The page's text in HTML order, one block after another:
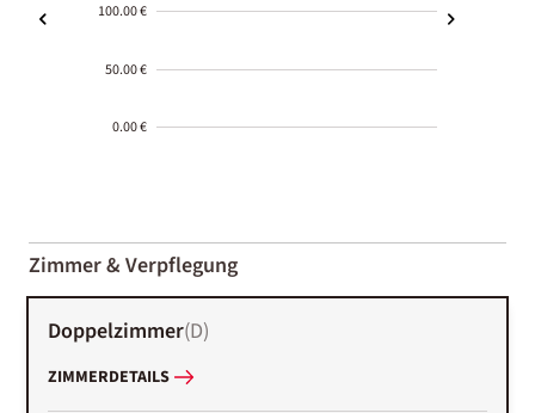
100.00 €
50.00 €
0.00 €
01-02
Zimmer & Verpflegung
Doppelzimmer(D)
ZIMMERDETAILS